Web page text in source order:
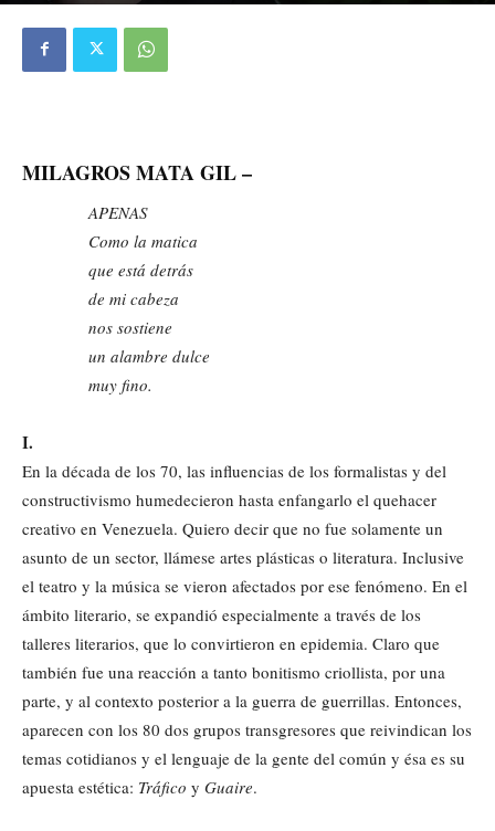
MILAGROS MATA GIL –
APENAS
Como la matica
que está detrás
de mi cabeza
nos sostiene
un alambre dulce
muy fino.
I.
En la década de los 70, las influencias de los formalistas y del
constructivismo humedecieron hasta enfangarlo el quehacer
creativo en Venezuela. Quiero decir que no fue solamente un
asunto de un sector, llámese artes plásticas o literatura. Inclusive
el teatro y la música se vieron afectados por ese fenómeno. En el
ámbito literario, se expandió especialmente a través de los
talleres literarios, que lo convirtieron en epidemia. Claro que
también fue una reacción a tanto bonitismo criollista, por una
parte, y al contexto posterior a la guerra de guerrillas. Entonces,
aparecen con los 80 dos grupos transgresores que reivindican los
temas cotidianos y el lenguaje de la gente del común y ésa es su
apuesta estética: Tráfico y Guaire.